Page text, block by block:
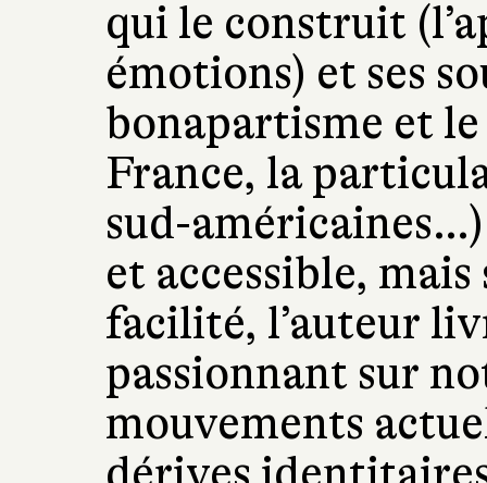
qui le construit
émotions) et ses
bonapartisme et
France, la
sud-
et accessible,
facilité, l’auteur
passionnant sur
mouvements